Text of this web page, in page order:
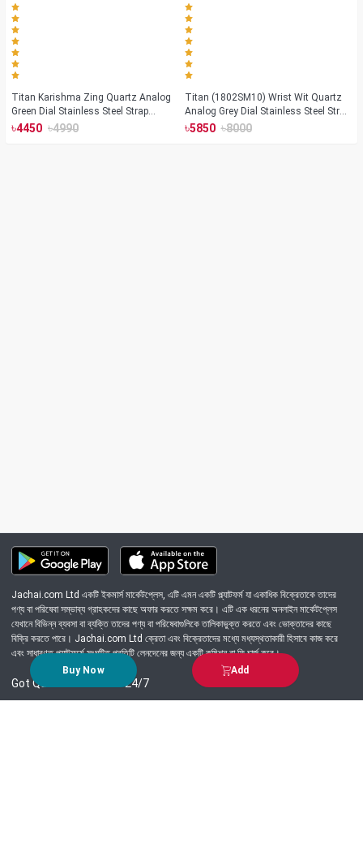
Buy Now Add
Titan Karishma Zing Quartz Analog
Green Dial Stainless Steel Strap
Watch For Men (1648YM06)
৳4450 ৳4990
Titan (1802SM10) Wrist Wit Quartz
Analog Grey Dial Stainless Steel Strap
Watch for Men
৳5850 ৳8000
Jachai.com Ltd একটি ইকমার্স মার্কেটপ্লেস, এটি এমন একটি প্ল্যাটফর্ম যা একাধিক বিক্রেতাকে তাদের
পণ্য বা পরিষেবা সম্ভাব্য গ্রাহকদের কাছে অফার করতে সক্ষম করে। এটি এক ধরনের অনলাইন মার্কেটপ্লেস
যেখানে বিভিন্ন ব্যবসা বা ব্যক্তি তাদের পণ্য বা পরিষেবাগুলিকে তালিকাভুক্ত করতে এবং ভোক্তাদের কাছে
বিক্রি করতে পারে। Jachai.com Ltd ক্রেতা এবং বিক্রেতাদের মধ্যে মধ্যস্থতাকারী হিসাবে কাজ করে
এবং সাধারণত প্ল্যাটফর্মে সংঘটিত প্রতিটি লেনদেনের জন্য একটি কমিশন বা ফি চার্জ করে।
Got Question? Call us 24/7